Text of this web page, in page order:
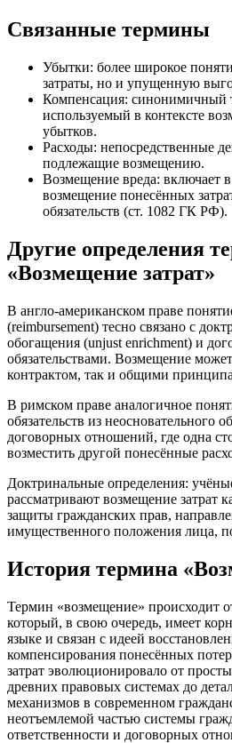
Связанные термины
Убытки: более широкое
затраты, но и упущенную
Компенсация: синонимичный
используемый в контексте
убытков.
Расходы: непосредственные
подлежащие возмещению.
Возмещение вреда: включает
возмещение понесённых
обязательств (ст. 1082 ГК РФ).
Другие определения
«Возмещение затрат»
В англо‑американском праве
(reimbursement) тесно связано с
обогащения (unjust enrichment) и
обязательствами. Возмещение
контрактом, так и общими
В римском праве аналогичное
обязательств из неосновательного
договорных отношений, где одна
возместить другой понесённые
Доктринальные определения:
рассматривают возмещение затрат
защиты гражданских прав,
имущественного положения лица,
История термина
Термин «возмещение» происходит
который, в свою очередь, имеет
языке и связан с идеей
компенсирования понесённых
затрат эволюционировало от
древних правовых системах до
механизмов в современном
неотъемлемой частью системы
ответственности и договорных